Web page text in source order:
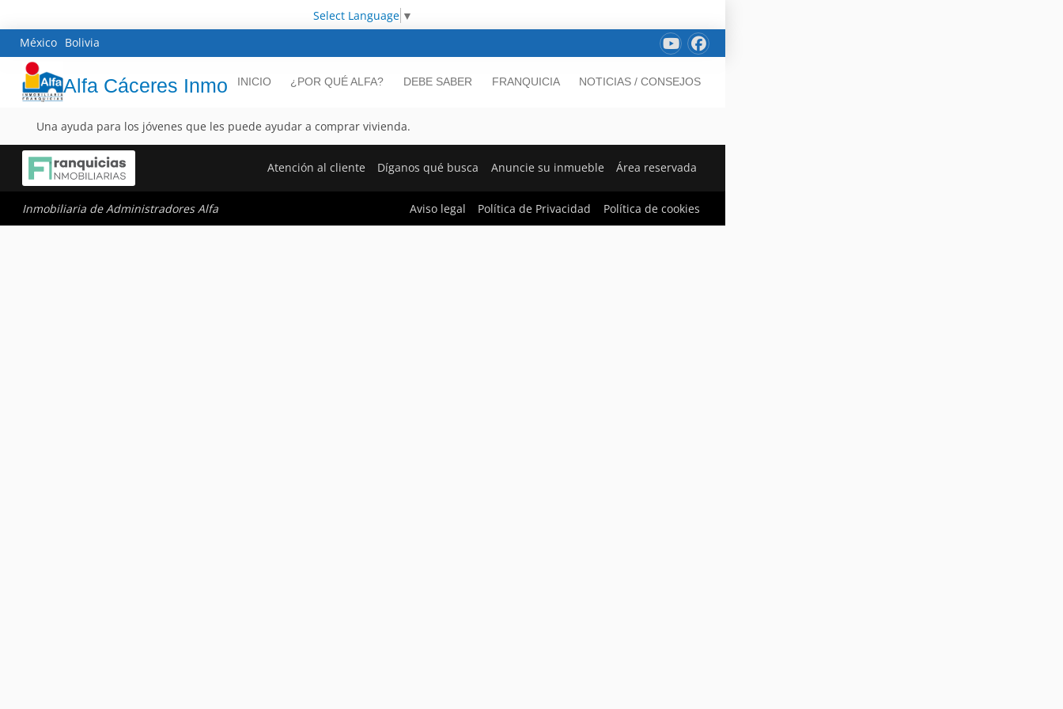
Select Language ▼
México Bolivia
Alfa Cáceres Inmo INICIO ¿POR QUÉ ALFA? DEBE SABER FRANQUICIA NOTICIAS / CONSEJOS
Una ayuda para los jóvenes que les puede ayudar a comprar vivienda.
Atención al cliente Díganos qué busca Anuncie su inmueble Área reservada
Inmobiliaria de Administradores Alfa Aviso legal Política de Privacidad Política de cookies